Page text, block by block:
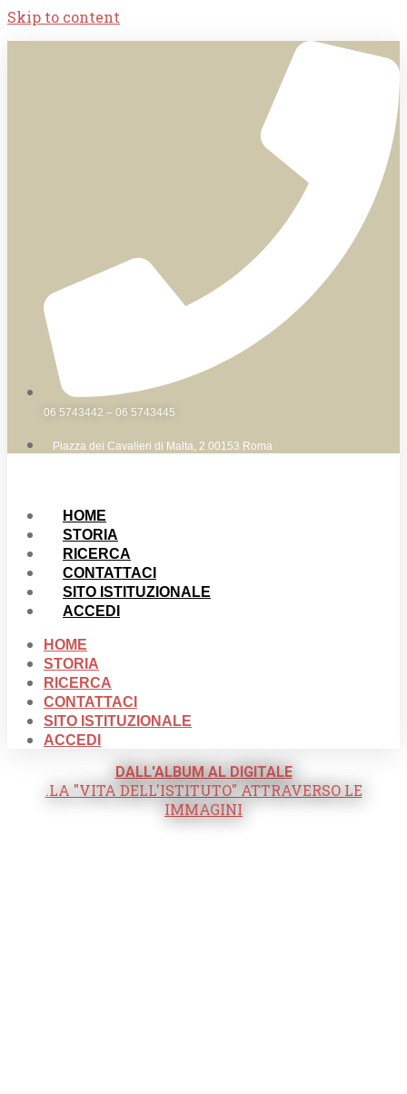
Skip to content
06 5743442 – 06 5743445
Piazza dei Cavalieri di Malta, 2 00153 Roma
HOME
STORIA
RICERCA
CONTATTACI
SITO ISTITUZIONALE
ACCEDI
HOME
STORIA
RICERCA
CONTATTACI
SITO ISTITUZIONALE
ACCEDI
DALL'ALBUM AL DIGITALE
.LA "VITA DELL'ISTITUTO" ATTRAVERSO LE
IMMAGINI